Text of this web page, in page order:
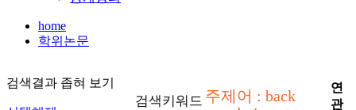
home
학위논문
검색결과 좁혀 보기
검색키워드 주제어 : back
연
관